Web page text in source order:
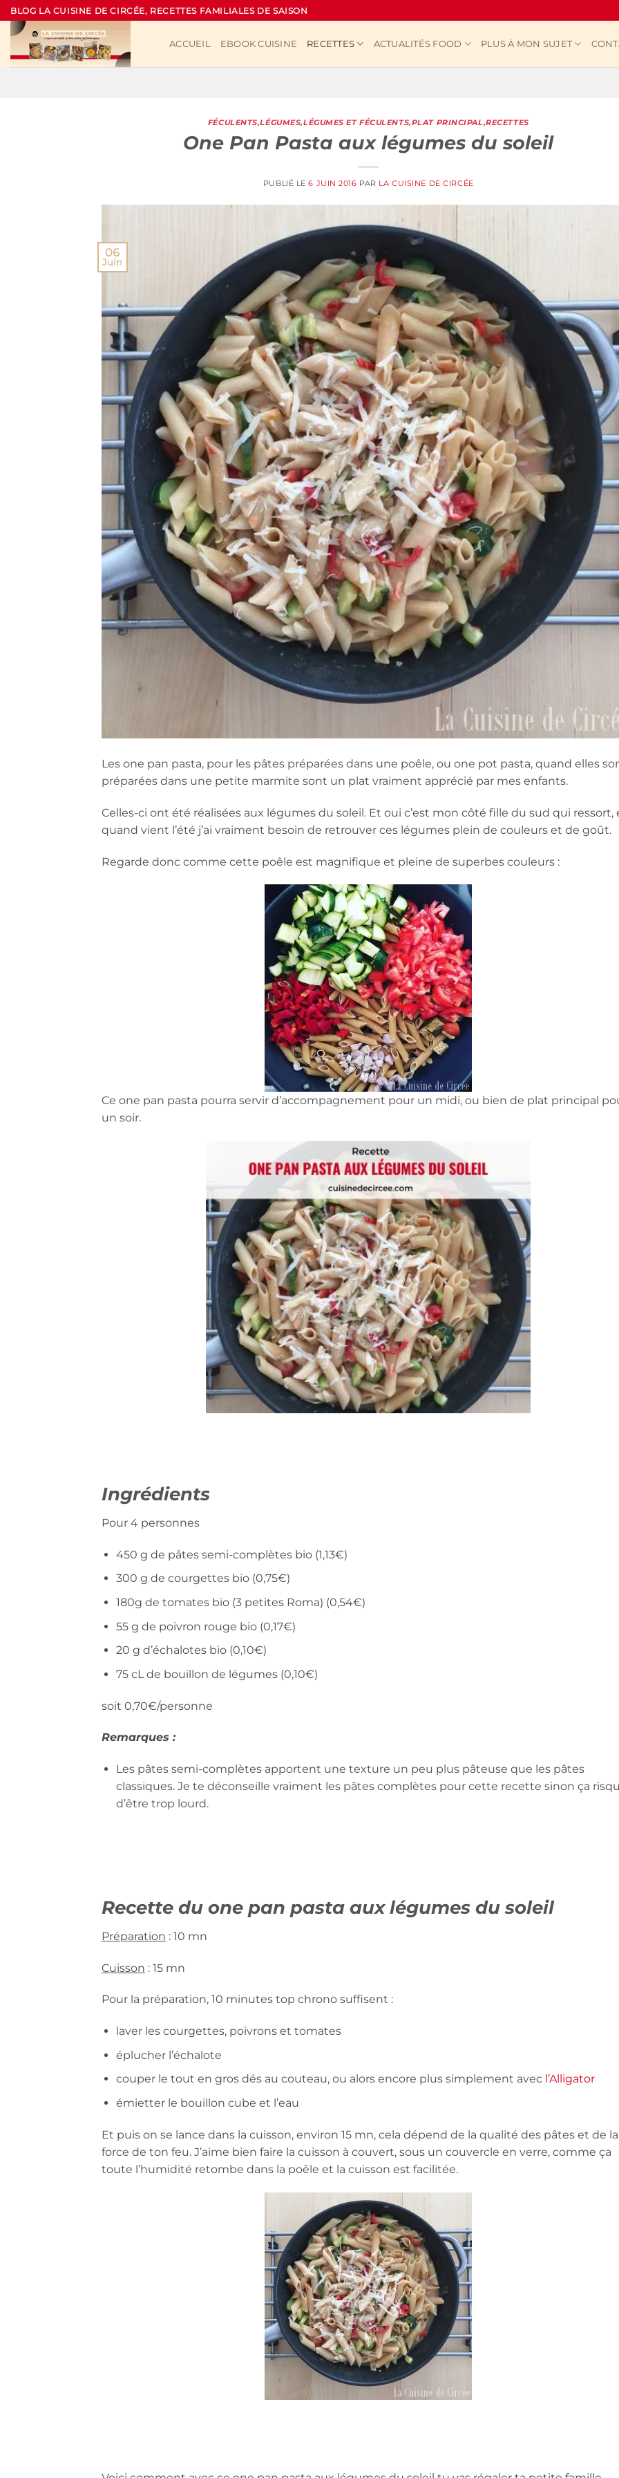
Passer
au
contenu
BLOG LA CUISINE DE CIRCÉE, RECETTES FAMILIALES DE SAISON
ACCUEIL EBOOK CUISINE RECETTES ACTUALITÉS FOOD PLUS À MON SUJET
FÉCULENTS,LÉGUMES,LÉGUMES ET FÉCULENTS,PLAT PRINCIPAL,RECETTES
One Pan Pasta aux légumes du soleil
PUBLIÉ LE6 JUIN 2016 PAR LA CUISINE DE CIRCÉE
06
Juin
Les one pan pasta, pour les pâtes préparées dans une poêle, ou one pot pasta, quand elles
préparées dans une petite marmite sont un plat vraiment apprécié par mes enfants.
Celles-ci ont été réalisées aux légumes du soleil. Et oui c’est mon côté fille du sud qui ressort,
quand vient l’été j’ai vraiment besoin de retrouver ces légumes plein de couleurs et de goût.
Regarde donc comme cette poêle est magnifique et pleine de superbes couleurs :
Ce one pan pasta pourra servir d’accompagnement pour un midi, ou bien de plat principal
un soir.
Ingrédients
Pour 4 personnes
450 g de pâtes semi-complètes bio (1,13€)
300 g de courgettes bio (0,75€)
180g de tomates bio (3 petites Roma) (0,54€)
55 g de poivron rouge bio (0,17€)
20 g d’échalotes bio (0,10€)
75 cL de bouillon de légumes (0,10€)
soit 0,70€/personne
Remarques :
Les pâtes semi-complètes apportent une texture un peu plus pâteuse que les pâtes
classiques. Je te déconseille vraiment les pâtes complètes pour cette recette sinon ça
d’être trop lourd.
Recette du one pan pasta aux légumes du soleil
Préparation : 10 mn
Cuisson : 15 mn
Pour la préparation, 10 minutes top chrono suffisent :
laver les courgettes, poivrons et tomates
éplucher l’échalote
couper le tout en gros dés au couteau, ou alors encore plus simplement avec l’Alligator
émietter le bouillon cube et l’eau
Et puis on se lance dans la cuisson, environ 15 mn, cela dépend de la qualité des pâtes et de la
force de ton feu. J’aime bien faire la cuisson à couvert, sous un couvercle en verre, comme ça
toute l’humidité retombe dans la poêle et la cuisson est facilitée.